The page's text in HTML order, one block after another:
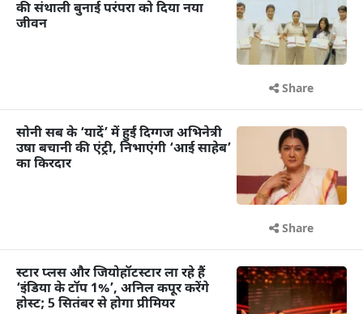
की संथाली बुनाई परंपरा को दिया नया
जीवन
Share
सोनी सब के ‘यादें’ में हुईं दिग्गज अभिनेत्री
उषा बचानी की एंट्री, निभाएंगी ‘आई साहेब’
का किरदार
Share
स्टार प्लस और जियोहॉटस्टार ला रहे हैं
‘इंडिया के टॉप 1%’, अनिल कपूर करेंगे
होस्ट; 5 सितंबर से होगा प्रीमियर